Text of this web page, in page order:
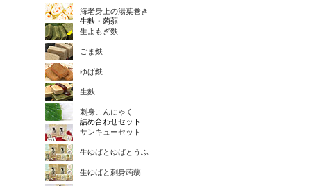
海老身上の湯葉巻き
生麩・蒟蒻
生よもぎ麩
ごま麩
ゆば麩
生麩
刺身こんにゃく
詰め合わせセット
サンキューセット
生ゆばとゆばとうふ
生ゆばと刺身蒟蒻